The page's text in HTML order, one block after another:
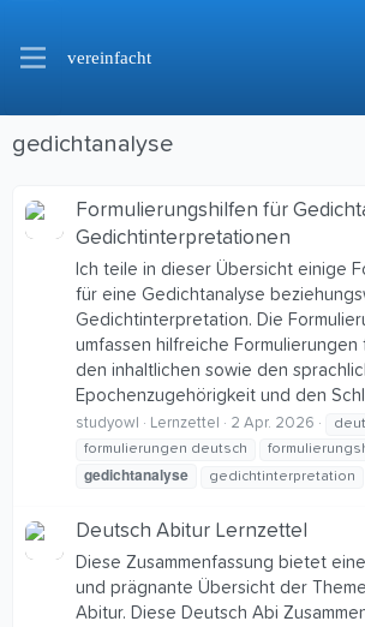
vereinfacht
gedichtanalyse
Formulierungshilfen für
Gedichtinterpretationen
Ich teile in dieser Übersicht einige
für eine Gedichtanalyse
Gedichtinterpretation. Die
umfassen hilfreiche Formulierungen
den inhaltlichen sowie den
Epochenzugehörigkeit und den
studyowl Lernzettel 2 Apr. 2026
formulierungen deutsch
gedichtanalyse gedichtinterpretation
Deutsch Abitur Lernzettel
Diese Zusammenfassung bietet
und prägnante Übersicht der
Abitur. Diese Deutsch Abi